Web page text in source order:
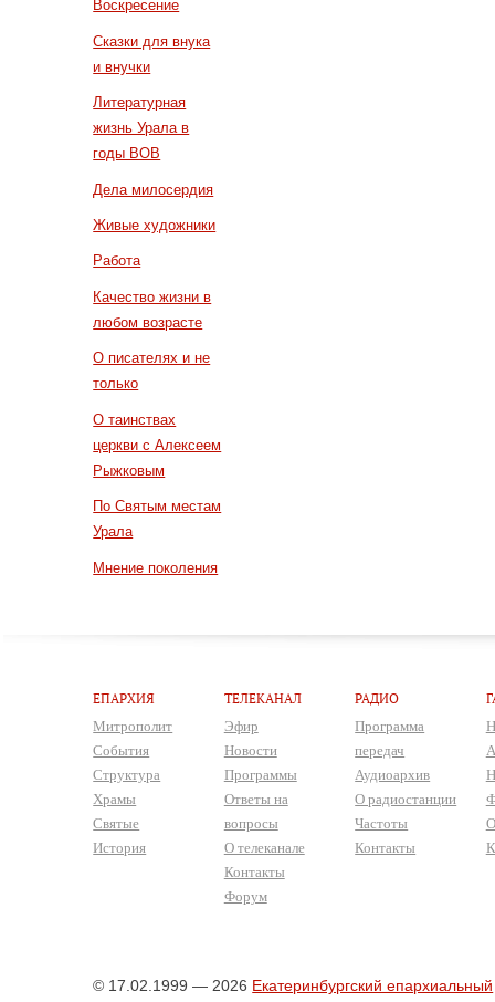
Воскресение
Сказки для внука
и внучки
Литературная
жизнь Урала в
годы ВОВ
Дела милосердия
Живые художники
Работа
Качество жизни в
любом возрасте
О писателях и не
только
О таинствах
церкви с Алексеем
Рыжковым
По Святым местам
Урала
Мнение поколения
ЕПАРХИЯ
Митрополит
События
Структура
Храмы
Святые
История
ТЕЛЕКАНАЛ
Эфир
Новости
Программы
Ответы на
вопросы
О телеканале
Контакты
Форум
РАДИО
Программа
передач
Аудиоархив
О радиостанции
Частоты
Контакты
© 17.02.1999 — 2026 Екатеринбургский епархиальный